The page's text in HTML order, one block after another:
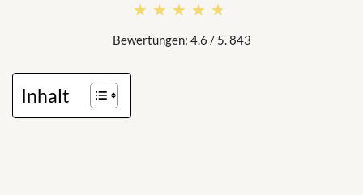
★★★★★
★★★★★
Bewertungen: 4.6 / 5. 843
Inhalt